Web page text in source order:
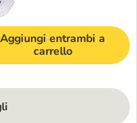
Aggiungi entrambi a
carrello